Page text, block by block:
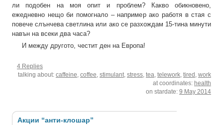
ли подобен на моя опит и проблем? Какво обикновено,
ежедневно нещо би помогнало – например ако работя в стая с
повече слънчева светлина или ако се разхождам 15-тина минути
навън на всеки два часа?
И между другото, честит ден на Европа!
4 Replies
talking about: caffeine coffee stimulant stress tea telework tired
work
at coordinates: health
on stardate: 9 May 2014
Акции “анти-клошар”